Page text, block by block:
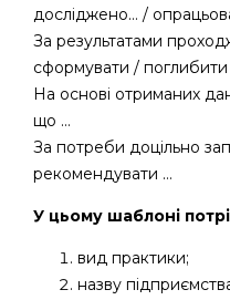
досліджено… /
За результатами
сформувати / поглибити
На основі отриманих
що …
За потреби доцільно
рекомендувати …
У цьому шаблоні
вид практики;
назву